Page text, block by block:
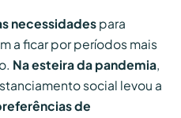
necessidadespara
a ficar por períodos mais
Na esteira da pandemia,
social levou a
de